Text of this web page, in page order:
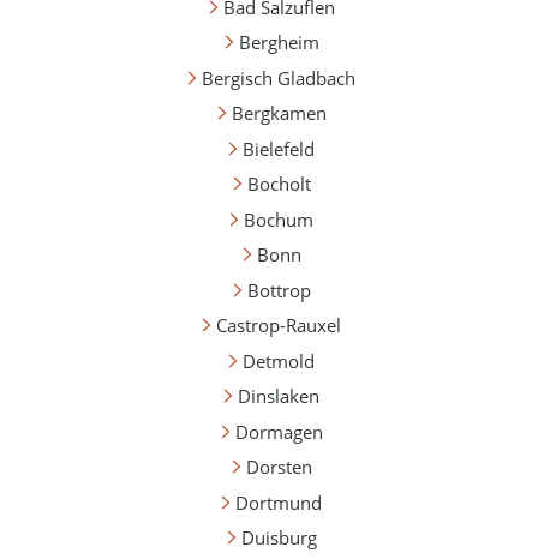
Bad Salzuflen
Bergheim
Bergisch Gladbach
Bergkamen
Bielefeld
Bocholt
Bochum
Bonn
Bottrop
Castrop-Rauxel
Detmold
Dinslaken
Dormagen
Dorsten
Dortmund
Duisburg